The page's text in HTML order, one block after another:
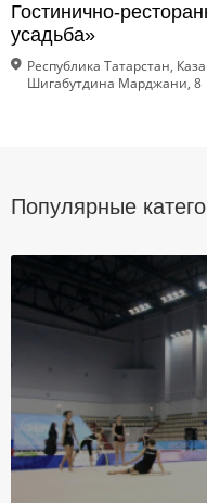
Гостинично-
усадьба»
Республика Татарстан,
Шигабутдина Марджани, 8
Популярные